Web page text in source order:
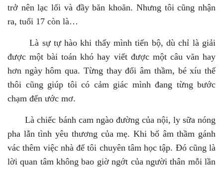
trở nên lạc lối và đầy băn khoăn. Nhưng tôi cũng nhận
ra, tuổi 17 còn là…
Là sự tự hào khi thấy mình tiến bộ, dù chỉ là giải
được một bài toán khó hay viết được một câu văn hay
hơn ngày hôm qua. Từng thay đổi âm thầm, bé xíu thế
thôi cũng giúp tôi có cảm giác mình đang từng bước
chạm đến ước mơ.
Là chiếc bánh cam ngào đường của nội, ly sữa nóng
pha lẫn tình yêu thương của mẹ. Khi bố âm thầm gánh
vác thêm việc nhà để tôi chuyên tâm học tập. Đó cũng là
lời quan tâm không bao giờ ngớt của người thân mỗi lần